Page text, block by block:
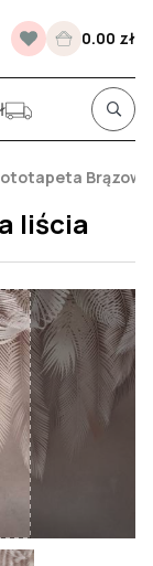
0.00 zł
liścia